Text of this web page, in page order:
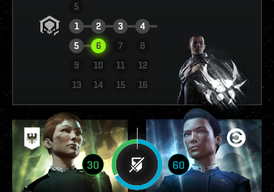
5
1
2 3
4
5
6 7
8
9
10 11
12
13
14 15 16
현황 확인하기
30 60